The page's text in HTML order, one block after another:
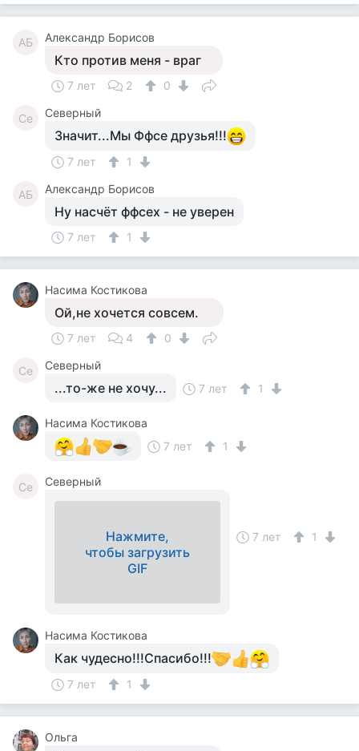
АБ Александр Борисов
Кто против меня - враг
7 лет 2 0
Се Северный
Значит...Мы Ффсе друзья!!!
7 лет 1
АБ Александр Борисов
Ну насчёт ффсех - не уверен
7 лет 1
Насима Костикова
Ой,не хочется совсем.
7 лет 4 0
Се Северный
...то-же не хочу... 7 лет 1
Насима Костикова
7 лет
1
Се Северный
Нажмите,
чтобы загрузить
GIF
7 лет 1
Насима Костикова
Как чудесно!!!Спасибо!!!
7 лет 1
Ольга